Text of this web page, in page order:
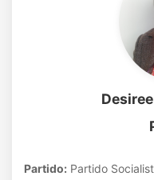
Partido: Partido